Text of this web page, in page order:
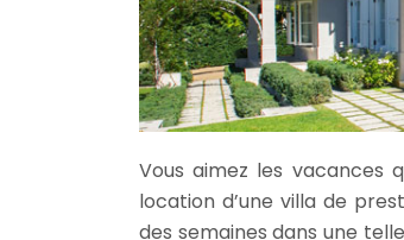
Vous aimez les vacances
location d’une villa de
des semaines dans une